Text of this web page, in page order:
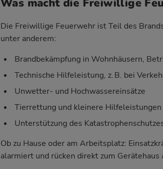
Was macht die Freiwillige
Die Freiwillige Feuerwehr ist Teil des
unter anderem:
Brandbekämpfung in Wohnhäusern,
Technische Hilfeleistung, z. B. bei
Unwetter- und Hochwassereinsätze
Tierrettung und kleinere
Unterstützung des
Ob zu Hause oder am Arbeitsplatz:
alarmiert und rücken direkt zum Gerätehaus